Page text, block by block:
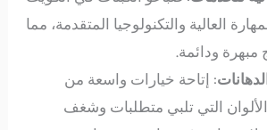
العالية والتكنولوجيا المتقدمة، مما
مبهرة ودائمة.
: إتاحة خيارات واسعة من
التي تلبي متطلبات وشغف